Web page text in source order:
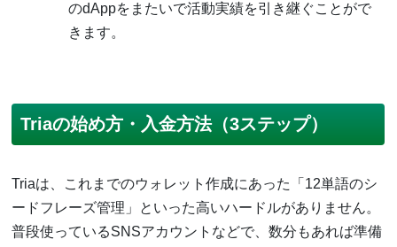
のdAppをまたいで活動実績を引き継ぐことがで
きます。
Triaの始め方・入金方法（3ステップ）
Triaは、これまでのウォレット作成にあった「12単語のシ
ードフレーズ管理」といった高いハードルがありません。
普段使っているSNSアカウントなどで、数分もあれば準備